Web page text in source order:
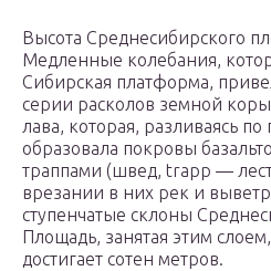
Высота Среднесибирского
Медленные колебания,
Сибирская платформа,
серии расколов земной
лава, которая, разливаясь по
образовала покровы
траппами (швед, trapp —
врезании в них рек и
ступенчатые склоны
Площадь, занятая этим
достигает сотен метров.